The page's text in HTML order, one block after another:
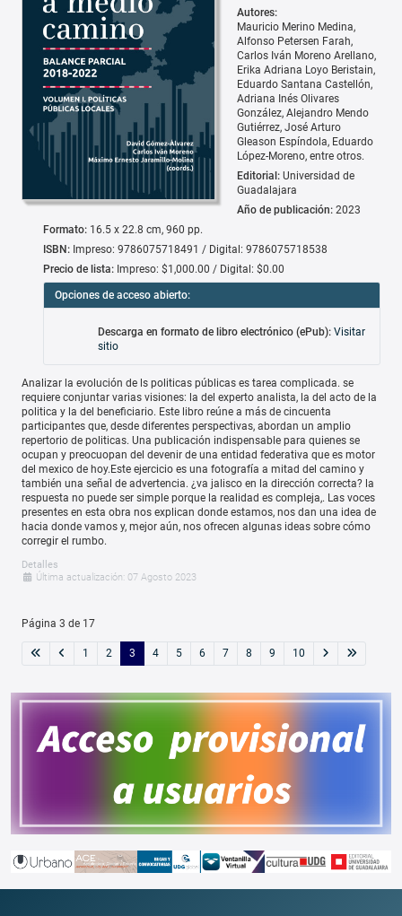
Autores:
Mauricio Merino Medina
Alfonso Petersen Farah
Carlos Iván Moreno Arellano
Erika Adriana Loyo Beristain
Eduardo Santana Castellón
Adriana Inés Olivares
González Alejandro Mendo
Gutiérrez José Arturo
Gleason Espíndola Eduardo
López-Moreno entre otros.
Editorial: Universidad de
Guadalajara
Año de publicación: 2023
Formato: 16.5 x 22.8 cm, 960 pp.
ISBN: Impreso: 9786075718491 / Digital: 9786075718538
Precio de lista: Impreso: $1,000.00 / Digital: $0.00
Opciones de acceso abierto:
Descarga en formato de libro electrónico (ePub): Visitar
sitio
Analizar la evolución de ls politicas públicas es tarea complicada. se
requiere conjuntar varias visiones: la del experto analista, la del acto de la
politica y la del beneficiario. Este libro reúne a más de cincuenta
participantes que, desde diferentes perspectivas, abordan un amplio
repertorio de politicas. Una publicación indispensable para quienes se
ocupan y preocuopan del devenir de una entidad federativa que es motor
del mexico de hoy.Este ejercicio es una fotografía a mitad del camino y
también una señal de advertencia. ¿va jalisco en la dirección correcta? la
respuesta no puede ser simple porque la realidad es compleja,. Las voces
presentes en esta obra nos explican donde estamos, nos dan una idea de
hacia donde vamos y, mejor aún, nos ofrecen algunas ideas sobre cómo
corregir el rumbo.
Detalles
Última actualización: 07 Agosto 2023
Página 3 de 17
1 2 3 4 5 6 7 8 9 10